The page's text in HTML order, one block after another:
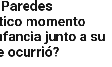
momento
junto a su
ocurrió?